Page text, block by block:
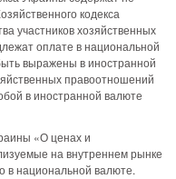
кодекса
участников хозяйственных
оплате в национальной
выражены в иностранной
правоотношений
в иностранной валюте
«О ценах и
на внутреннем рынке
в национальной валюте.